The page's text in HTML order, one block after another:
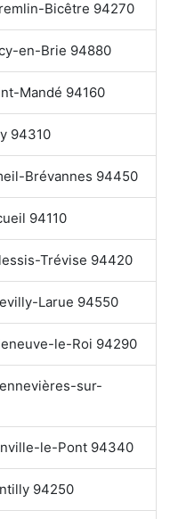
Bicêtre 94270
en-Brie 94880
Mandé 94160
94310
Brévannes 94450
94110
Trévise 94420
Larue 94550
le-Roi 94290
sur-
le-Pont 94340
94250